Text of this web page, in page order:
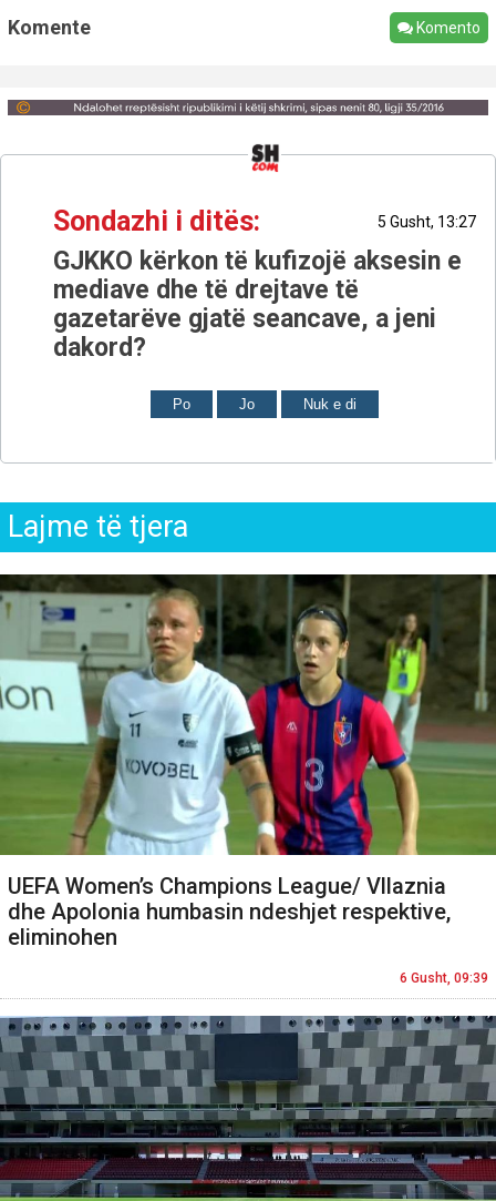
Komente Komento
Sondazhi i ditës: 5 Gusht, 13:27
GJKKO kërkon të kufizojë aksesin e
mediave dhe të drejtave të
gazetarëve gjatë seancave, a jeni
dakord?
Po Jo Nuk e di
Lajme të tjera
UEFA Women’s Champions League/ Vllaznia
dhe Apolonia humbasin ndeshjet respektive,
eliminohen
6 Gusht, 09:39